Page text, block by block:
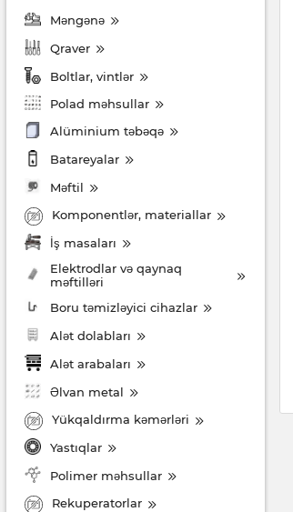
Məngənə
Qraver
Boltlar, vintlər
Polad məhsullar
Alüminium təbəqə
Batareyalar
Məftil
Komponentlər, materiallar
İş masaları
Elektrodlar və qaynaq
məftilləri
Boru təmizləyici cihazlar
Alət dolabları
Alət arabaları
Əlvan metal
Yükqaldırma kəmərləri
Yastıqlar
Polimer məhsullar
Rekuperatorlar